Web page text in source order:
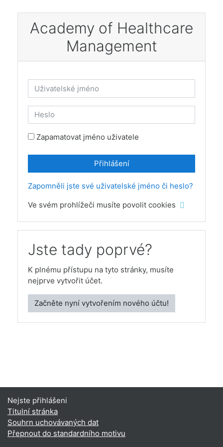
Academy of Healthcare
Management
Uživatelské jméno
Heslo
Zapamatovat jméno uživatele
Přihlášení
Zapomněli jste své uživatelské jméno či heslo?
Ve svém prohlížeči musíte povolit cookies
Jste tady poprvé?
K plnému přístupu na tyto stránky, musíte
nejprve vytvořit účet.
Začněte nyní vytvořením nového účtu!
Nejste přihlášeni
Titulní stránka
Souhrn uchovávaných dat
Přepnout do standardního motivu